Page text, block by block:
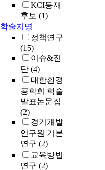
KCI등재
후보 (1)
학술지명
정책연구
(15)
이슈&진
단 (4)
대한환경
공학회 학술
발표논문집
(2)
경기개발
연구원 기본
연구 (2)
교육방법
연구 (2)